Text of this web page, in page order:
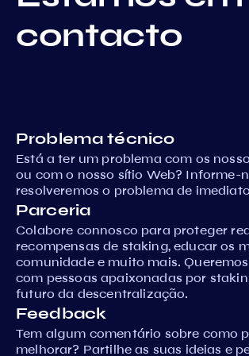
contacto
Problema técnico
Está a ter um problema com os
ou com o nosso sítio Web? Informe-
resolveremos o problema de
Parceria
Colabore connosco para proteger
recompensas de staking, educar os
comunidade e muito mais.
com pessoas apaixonadas por
futuro da descentralização.
Feedback
Tem algum comentário sobre como
melhorar? Partilhe as suas ideias e